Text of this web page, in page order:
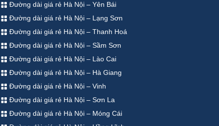
Đường dài giá rẻ Hà Nội – Yên Bái
Đường dài giá rẻ Hà Nội – Lạng Sơn
Đường dài giá rẻ Hà Nội – Thanh Hoá
Đường dài giá rẻ Hà Nội – Sầm Sơn
Đường dài giá rẻ Hà Nội – Lào Cai
Đường dài giá rẻ Hà Nội – Hà Giang
Đường dài giá rẻ Hà Nội – Vinh
Đường dài giá rẻ Hà Nội – Sơn La
Đường dài giá rẻ Hà Nội – Móng Cái